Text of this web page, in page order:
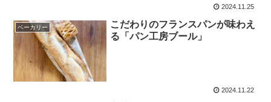
2024.11.25
ベーカリー
こだわりのフランスパンが味わえ
る「パン工房ブール」
2024.11.22